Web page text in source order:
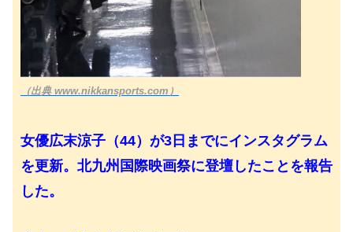
（出典 www.nikkansports.com）
女優広末涼子（44）が3日までにインスタグラム
を更新。北九州国際映画祭に登壇したことを報告
した。